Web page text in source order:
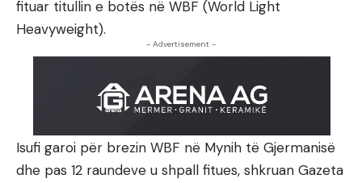
fituar titullin e botës në WBF (World Light
Heavyweight).
- Advertisement -
Isufi garoi për brezin WBF në Mynih të Gjermanisë
dhe pas 12 raundeve u shpall fitues, shkruan Gazeta